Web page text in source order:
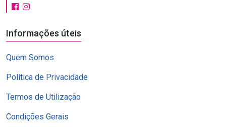
Informações úteis
Quem Somos
Política de Privacidade
Termos de Utilização
Condições Gerais